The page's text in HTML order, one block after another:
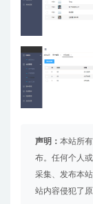
声明： 本站所
布。任何个人
采集、发布本
站内容侵犯了